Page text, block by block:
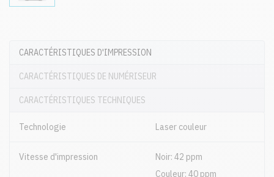
CARACTÉRISTIQUES D'IMPRESSION
CARACTÉRISTIQUES DE NUMÉRISEUR
CARACTÉRISTIQUES TECHNIQUES
Technologie Laser couleur
Vitesse d'impression
Noir: 42 ppm
Couleur: 40 ppm